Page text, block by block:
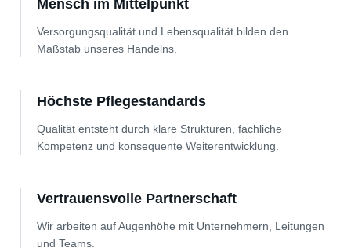
Mensch im Mittelpunkt
Versorgungsqualität und Lebensqualität bilden den
Maßstab unseres Handelns.
Höchste Pflegestandards
Qualität entsteht durch klare Strukturen, fachliche
Kompetenz und konsequente Weiterentwicklung.
Vertrauensvolle Partnerschaft
Wir arbeiten auf Augenhöhe mit Unternehmern, Leitungen
und Teams.